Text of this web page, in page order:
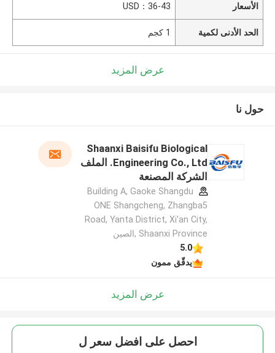
الأسعار USD：36-43
الحد الأدنى لكمية 1 كجم
عرض المزيد
حول نا
Shaanxi Baisifu Biological
Engineering Co., Ltd. الملف
الشركة المصنعة
Building A, Gaoke Shangdu
ONE Shangcheng, Zhangba5
Road, Yanta District, Xi'an City,
Shaanxi Province ,الصين
5.0
يدقّق ممون
عرض المزيد
احصل على افضل سعر ل